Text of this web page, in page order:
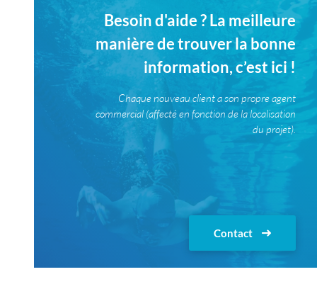
Besoin d'aide ? La meilleure
manière de trouver la bonne
information, c’est ici !
Chaque nouveau client a son propre agent
commercial (affecté en fonction de la localisation
du projet).
Contact